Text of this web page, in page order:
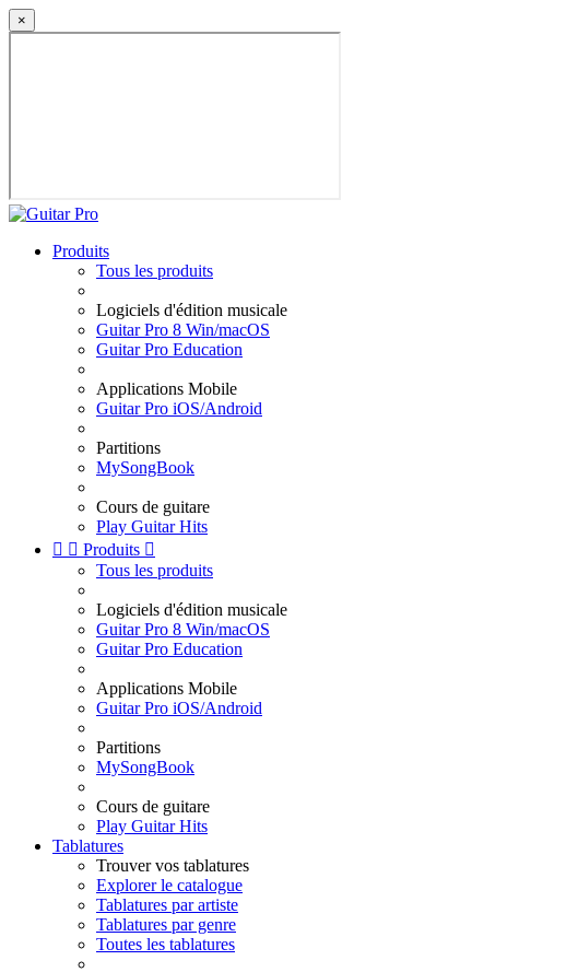
×
Produits
Tous les produits
Logiciels d'édition musicale
Guitar Pro 8 Win/macOS
Guitar Pro Education
Applications Mobile
Guitar Pro iOS/Android
Partitions
MySongBook
Cours de guitare
Play Guitar Hits
  Produits 
Tous les produits
Logiciels d'édition musicale
Guitar Pro 8 Win/macOS
Guitar Pro Education
Applications Mobile
Guitar Pro iOS/Android
Partitions
MySongBook
Cours de guitare
Play Guitar Hits
Tablatures
Trouver vos tablatures
Explorer le catalogue
Tablatures par artiste
Tablatures par genre
Toutes les tablatures